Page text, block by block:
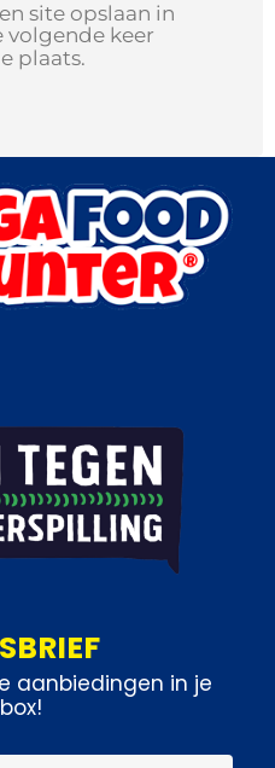
site opslaan in
volgende keer
plaats.
aanbiedingen in je